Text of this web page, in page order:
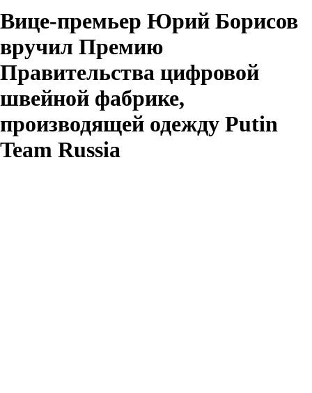
Вице-премьер Юрий Борисов
вручил Премию
Правительства цифровой
швейной фабрике,
производящей одежду Putin
Team Russia